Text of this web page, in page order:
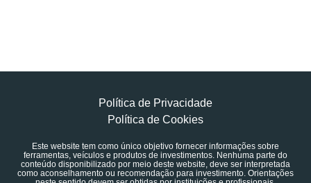
Política de Privacidade
Política de Cookies
Este website tem como único objetivo fornecer informações sobre
ferramentas, veículos e produtos de investimentos. Nenhuma parte do
conteúdo disponibilizado por meio deste website, deve ser interpretada
como aconselhamento ou recomendação para investimento. Orientações